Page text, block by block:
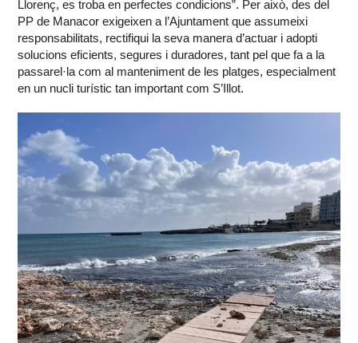
Llorenç, es troba en perfectes condicions”. Per això, des del
PP de Manacor exigeixen a l’Ajuntament que assumeixi
responsabilitats, rectifiqui la seva manera d’actuar i adopti
solucions eficients, segures i duradores, tant pel que fa a la
passarel·la com al manteniment de les platges, especialment
en un nucli turístic tan important com S’Illot.